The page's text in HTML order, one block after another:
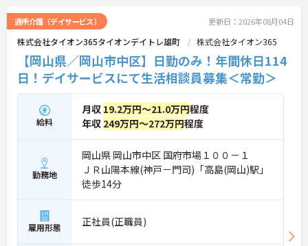
通所介護（デイサービス） 更新日：2026年08月04日
株式会社タイオン365タイオンデイトレ雄町 株式会社タイオン365
【岡山県／岡山市中区】日勤のみ！年間休日114
日！デイサービスにて生活相談員募集＜常勤＞
給料
月収 19.2万円～21.0万円程度
年収 249万円～272万円程度
勤務地
岡山県 岡山市中区 国府市場１００－１
ＪＲ山陽本線(神戸－門司)「高島(岡山)駅」
徒歩14分
雇用形態 正社員(正職員)